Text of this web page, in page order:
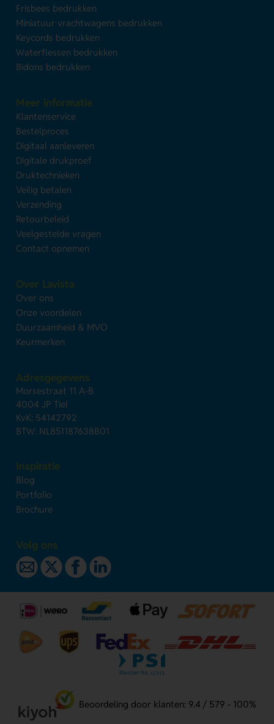
Frisbees bedrukken
Miniatuur vrachtwagens bedrukken
Keycords bedrukken
Waterflessen bedrukken
Bidons bedrukken
Meer informatie
Klantenservice
Bestelproces
Digitaal aanleveren
Digitale drukproef
Druktechnieken
Veilig betalen
Verzending
Retourbeleid
Veelgestelde vragen
Contact opnemen
Over Lavista
Over ons
Onze voordelen
Duurzaamheid & MVO
Keurmerken
Adresgegevens
Morsestraat 11 A-B
4004 JP Tiel
KvK: 54142792
BTW: NL851187638B01
Inspiratie
Blog
Portfolio
Brochure
Volg ons
Beoordeling door klanten: 9.4 / 579 - 100%